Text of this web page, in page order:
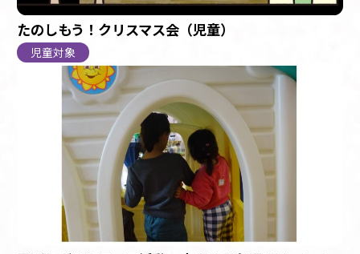
たのしもう！クリスマス会（児童）
児童対象